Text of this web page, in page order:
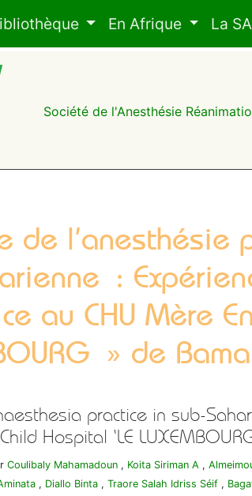
En Afrique La
Société de l'Anesthésie
de l’anesthésie
:
au CHU Mère
» de
practice in sub-
Hospital ‘LE
Coulibaly Mahamadoun , Koita Siriman A ,
, Diallo Binta , Traore Salah Idriss Séif ,